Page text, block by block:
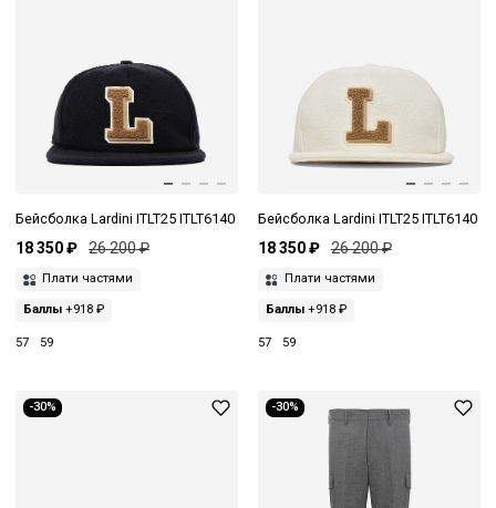
Бейсболка Lardini ITLT25 ITLT6140
18 350 ₽ 26 200 ₽
Плати частями
Баллы +918 ₽
57 59
Бейсболка Lardini ITLT25 ITLT6140
18 350 ₽ 26 200 ₽
Плати частями
Баллы+918 ₽
57 59
-30% -30%